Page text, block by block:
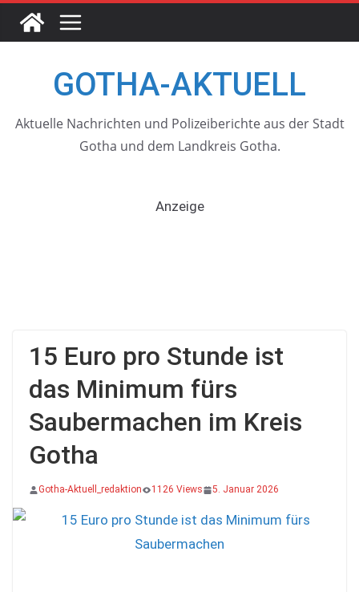
GOTHA-AKTUELL
Aktuelle Nachrichten und Polizeiberichte aus der Stadt
Gotha und dem Landkreis Gotha.
Anzeige
15 Euro pro Stunde ist
das Minimum fürs
Saubermachen im Kreis
Gotha
Gotha-Aktuell_redaktion 1126 Views 5. Januar 2026